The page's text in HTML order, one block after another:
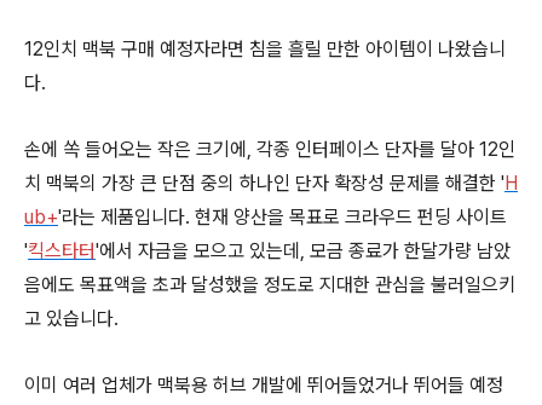
12인치 맥북 구매 예정자라면 침을 흘릴 만한 아이템이 나왔습니
다.
손에 쏙 들어오는 작은 크기에, 각종 인터페이스 단자를 달아 12인
치 맥북의 가장 큰 단점 중의 하나인 단자 확장성 문제를 해결한 'H
ub+'라는 제품입니다. 현재 양산을 목표로 크라우드 펀딩 사이트
'킥스타터'에서 자금을 모으고 있는데, 모금 종료가 한달가량 남았
음에도 목표액을 초과 달성했을 정도로 지대한 관심을 불러일으키
고 있습니다.
이미 여러 업체가 맥북용 허브 개발에 뛰어들었거나 뛰어들 예정